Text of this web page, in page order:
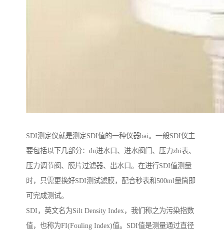
SDI测定仪就是测定SDI值的一种仪器bai。一般SDI仪主
要包括以下几部分：du进水口、进水阀门、压力zhi表、
压力调节阀、膜片过滤器、出水口。在进行SDI值测量
时，只需更换好SDI测试滤膜，配合秒表和500ml量筒即
可完成测试。
SDI，英文名为Silt Density Index，我们称之为污染指数
值，也称为FI(Fouling Index)值。SDI值是测量通过直径